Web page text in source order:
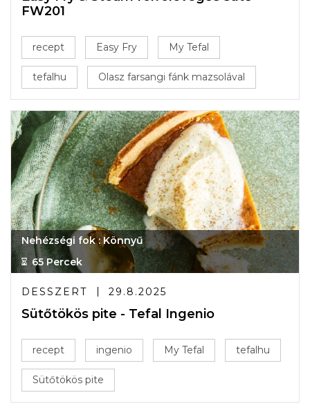
FW201
recept Easy Fry My Tefal
tefalhu Olasz farsangi fánk mazsolával
Nehézségi fok : Könnyű
65 Percek
DESSZERT 29.8.2025
Sütőtökös pite - Tefal Ingenio
recept ingenio My Tefal tefalhu
Sütőtökös pite